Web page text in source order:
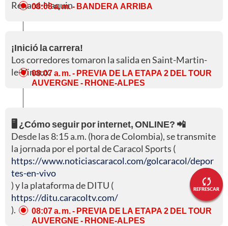
REFRESCAR
Renard-Haquin
08:08 a. m.- BANDERA ARRIBA
¡Inició la carrera!
Los corredores tomaron la salida en Saint-Martin-
le-Vinoux.08:07 a. m.- PREVIA DE LA ETAPA 2 DEL TOUR
AUVERGNE - RHONE-ALPES
🖥️ ¿Cómo seguir por internet, ONLINE? 📲
Desde las 8:15 a.m. (hora de Colombia), se transmite
la jornada por el portal de Caracol Sports (
https://www.noticiascaracol.com/golcaracol/depor
tes-en-vivo
) y la plataforma de DITU (
https://ditu.caracoltv.com/
).
08:07 a. m.- PREVIA DE LA ETAPA 2 DEL TOUR
AUVERGNE - RHONE-ALPES